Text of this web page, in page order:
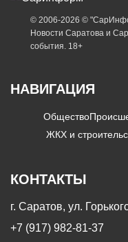
© 2006-2026 ©
Новости Саратова и
события. 18+
НАВИГАЦИЯ
Общество
ЖКХ и
КОНТАКТЫ
г. Саратов, ул.
+7 (917) 982-81-37